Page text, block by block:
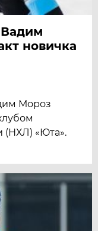
Вадим
новичка
Мороз
(НХЛ) «Юта».